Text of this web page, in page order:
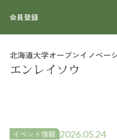
会員登録
イベント情報 2026.05.24